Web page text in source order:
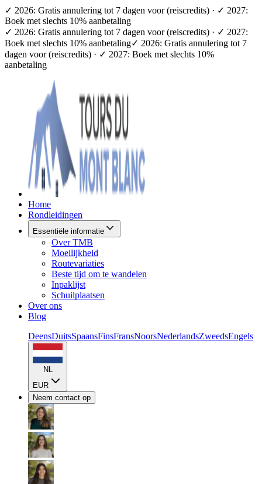
✓ 2026: Gratis annulering tot 7 dagen voor (reiscredits) · ✓ 2027:
Boek met slechts 10% aanbetaling
✓ 2026: Gratis annulering tot 7 dagen voor (reiscredits) · ✓ 2027:
Boek met slechts 10% aanbetaling✓ 2026: Gratis annulering tot 7
dagen voor (reiscredits) · ✓ 2027: Boek met slechts 10%
aanbetaling
Home
Rondleidingen
Essentiële informatie
Over TMB
Moeilijkheid
Routevariaties
Beste tijd om te wandelen
Inpaklijst
Schuilplaatsen
Over ons
Blog
DeensDuitsSpaansFinsFransNoorsNederlandsZweedsEngels
NL
EUR
Neem contact op